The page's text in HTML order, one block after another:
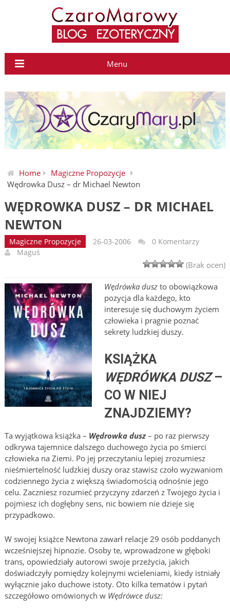
Menu
Home
Magiczne Propozycje
Wędrowka Dusz – dr Michael Newton
WĘDROWKA DUSZ – DR MICHAEL
NEWTON
Magiczne Propozycje 26-03-2006
0 Komentarzy
Maguś
(Brak ocen)
Wędrówka duszto obowiązkowa
pozycja dla każdego, kto
interesuje się duchowym życiem
człowieka i pragnie poznać
sekrety ludzkiej duszy.
KSIĄŻKA
WĘDRÓWKA DUSZ–
CO W NIEJ
ZNAJDZIEMY?
Ta wyjątkowa książka – Wędrowka dusz– po raz pierwszy
odkrywa tajemnice dalszego duchowego życia po śmierci
człowieka na Ziemi. Po jej przeczytaniu lepiej zrozumiesz
nieśmiertelność ludzkiej duszy oraz stawisz czoło wyzwaniom
codziennego życia z większą świadomością odnośnie jego
celu. Zaczniesz rozumieć przyczyny zdarzeń z Twojego życia i
pojmiesz ich dogłębny sens, nic bowiem nie dzieje się
przypadkowo.
W swojej książce Newtona zawarł relacje 29 osób poddanych
wcześniejszej hipnozie. Osoby te, wprowadzone w głęboki
trans, opowiedziały autorowi swoje przeżycia, jakich
doświadczyły pomiędzy kolejnymi wcieleniami, kiedy istniały
wyłącznie jako duchowe istoty. Oto kilka tematów i pytań
szczegółowo omówionych w Wędrówce dusz: